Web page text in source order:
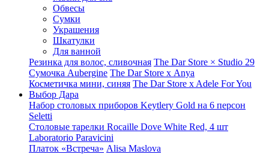
Обвесы
Сумки
Украшения
Шкатулки
Для ванной
Резинка для волос, сливочная The Dar Store × Studio 29
Сумочка Aubergine The Dar Store x Anya
Косметичка мини, синяя The Dar Store x Adele For You
Выбор Дара
Набор столовых приборов Keytlery Gold на 6 персон
Seletti
Столовые тарелки Rocaille Dove White Red, 4 шт
Laboratorio Paravicini
Платок «Встреча» Alisa Maslova